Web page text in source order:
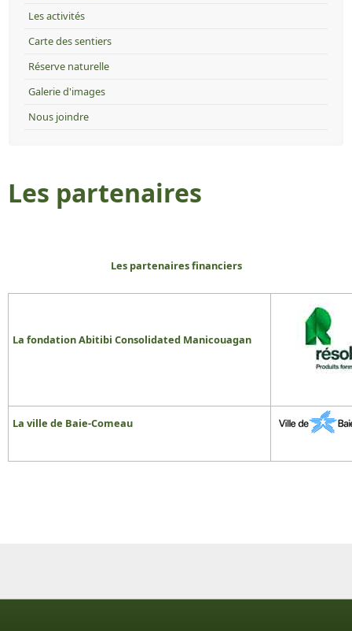
Les activités
Carte des sentiers
Réserve naturelle
Galerie d'images
Nous joindre
Les partenaires
Les partenaires financiers
La fondation Abitibi Consolidated Manicouagan
La ville de Baie-Comeau